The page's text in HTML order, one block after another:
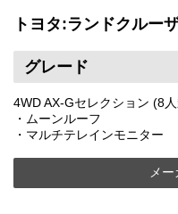
トヨタ:ランドクルー
グレード
4WD AX-Gセレクション (8
・ムーンルーフ
・マルチテレインモニター
メ